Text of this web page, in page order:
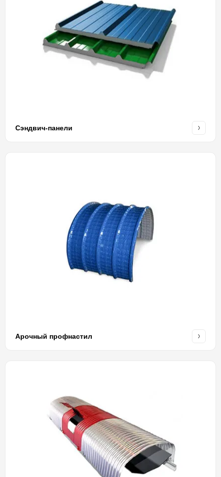
Сэндвич-панели
Арочный профнастил